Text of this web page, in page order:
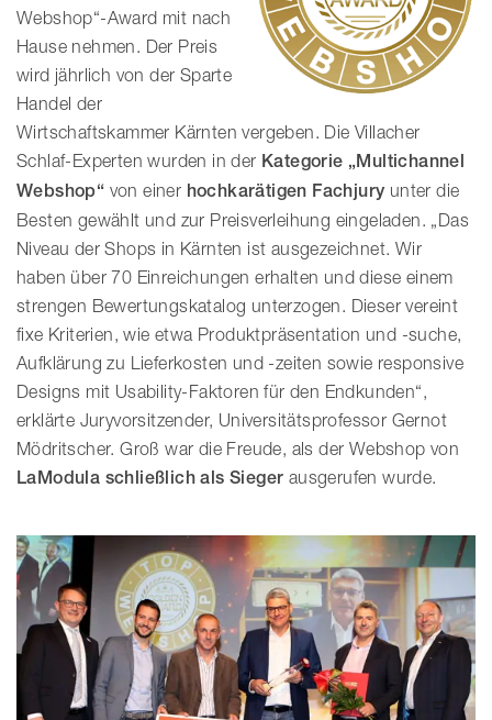
Webshop“-Award mit nach
Hause nehmen. Der Preis
wird jährlich von der Sparte
Handel der
Wirtschaftskammer Kärnten vergeben. Die Villacher
Schlaf-Experten wurden in der Kategorie „Multichannel
Webshop“ von einer hochkarätigen Fachjury unter die
Besten gewählt und zur Preisverleihung eingeladen. „Das
Niveau der Shops in Kärnten ist ausgezeichnet. Wir
haben über 70 Einreichungen erhalten und diese einem
strengen Bewertungskatalog unterzogen. Dieser vereint
fixe Kriterien, wie etwa Produktpräsentation und -suche,
Aufklärung zu Lieferkosten und -zeiten sowie responsive
Designs mit Usability-Faktoren für den Endkunden“,
erklärte Juryvorsitzender, Universitätsprofessor Gernot
Mödritscher. Groß war die Freude, als der Webshop von
LaModula schließlich als Sieger ausgerufen wurde.